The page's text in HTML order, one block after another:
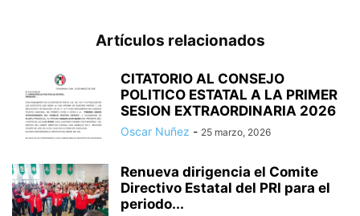
Artículos relacionados
CITATORIO AL CONSEJO
POLITICO ESTATAL A LA PRIMER
SESION EXTRAORDINARIA 2026
Oscar Nuñez - 25 marzo, 2026
Renueva dirigencia el Comite
Directivo Estatal del PRI para el
periodo...